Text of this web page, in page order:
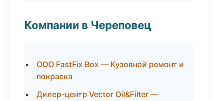
Компании в Череповец
ООО FastFix Box — Кузовной ремонт и
покраска
Дилер-центр Vector Oil&Filter —